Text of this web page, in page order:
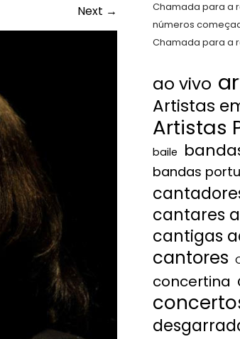
Next →
Chamada para a
números
Chamada para a
ao vivo
Artistas
Artistas
baile
bandas
cantares
cantigas
cantores
concertina